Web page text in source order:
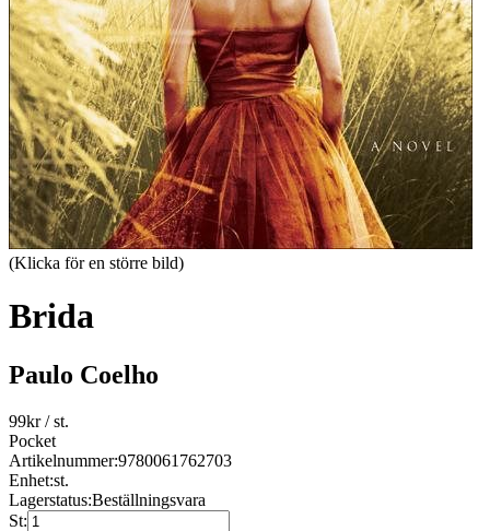
(Klicka för en större bild)
Brida
Paulo Coelho
99kr/ st.
Pocket
Artikelnummer:9780061762703
Enhet:st.
Lagerstatus:Beställningsvara
St: